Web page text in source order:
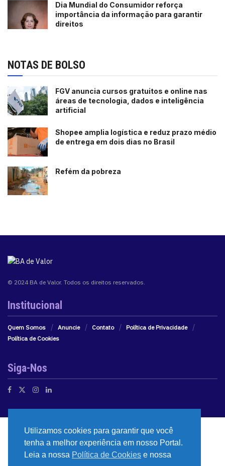
Dia Mundial do Consumidor reforça
importância da informação para garantir
direitos
NOTAS DE BOLSO
FGV anuncia cursos gratuitos e online nas
áreas de tecnologia, dados e inteligência
artificial
Shopee amplia logística e reduz prazo médio
de entrega em dois dias no Brasil
Refém da pobreza
© 2024 BA de Valor. Todos os direitos reservados.
Institucional
Quem Somos Anuncie Contato
Política de Privacidade
Política de Cookies
Siga-Nos
Utilizamos cookies para garantir que você
tenha a melhor experiência em nosso Portal.
Leia a nossa Política de Cookies e nossa